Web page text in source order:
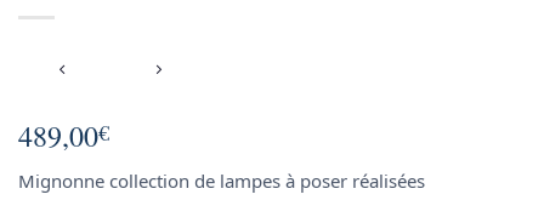
489,00€
Mignonne collection de lampes à poser réalisées